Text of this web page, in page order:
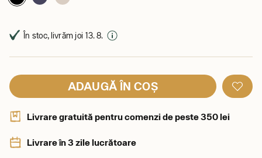
În stoc, livrăm joi 13. 8.
ADAUGĂ ÎN COȘ
Livrare gratuită pentru comenzi de peste 350 lei
Livrare în 3 zile lucrătoare